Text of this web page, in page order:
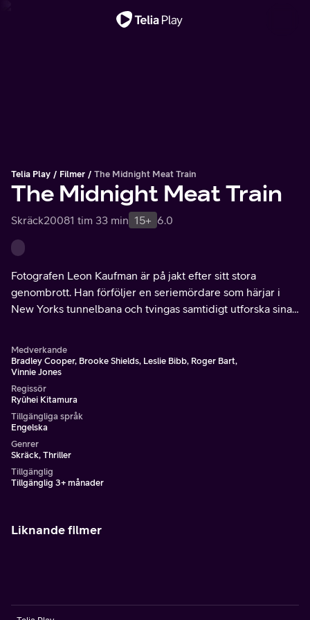
Telia Play Filmer The Midnight Meat Train
The Midnight Meat Train
Skräck20081 tim 33 min 15+ 6.0
Fotografen Leon Kaufman är på jakt efter sitt stora
genombrott. Han förföljer en seriemördare som härjar i
New Yorks tunnelbana och tvingas samtidigt utforska sina
Medverkande
Bradley Cooper, Brooke Shields, Leslie Bibb, Roger Bart,
Vinnie Jones
Regissör
Ryûhei Kitamura
Tillgängliga språk
Engelska
Genrer
Skräck, Thriller
Tillgänglig
Tillgänglig 3+ månader
Liknande filmer